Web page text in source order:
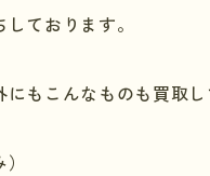
ております。
もこんなものも買取し